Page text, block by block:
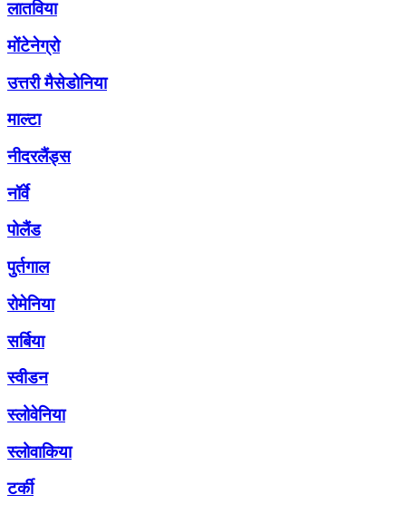
लातविया
मोंटेनेग्रो
उत्तरी मैसेडोनिया
माल्टा
नीदरलैंड्स
नॉर्वे
पोलैंड
पुर्तगाल
रोमेनिया
सर्बिया
स्वीडन
स्लोवेनिया
स्लोवाकिया
टर्की